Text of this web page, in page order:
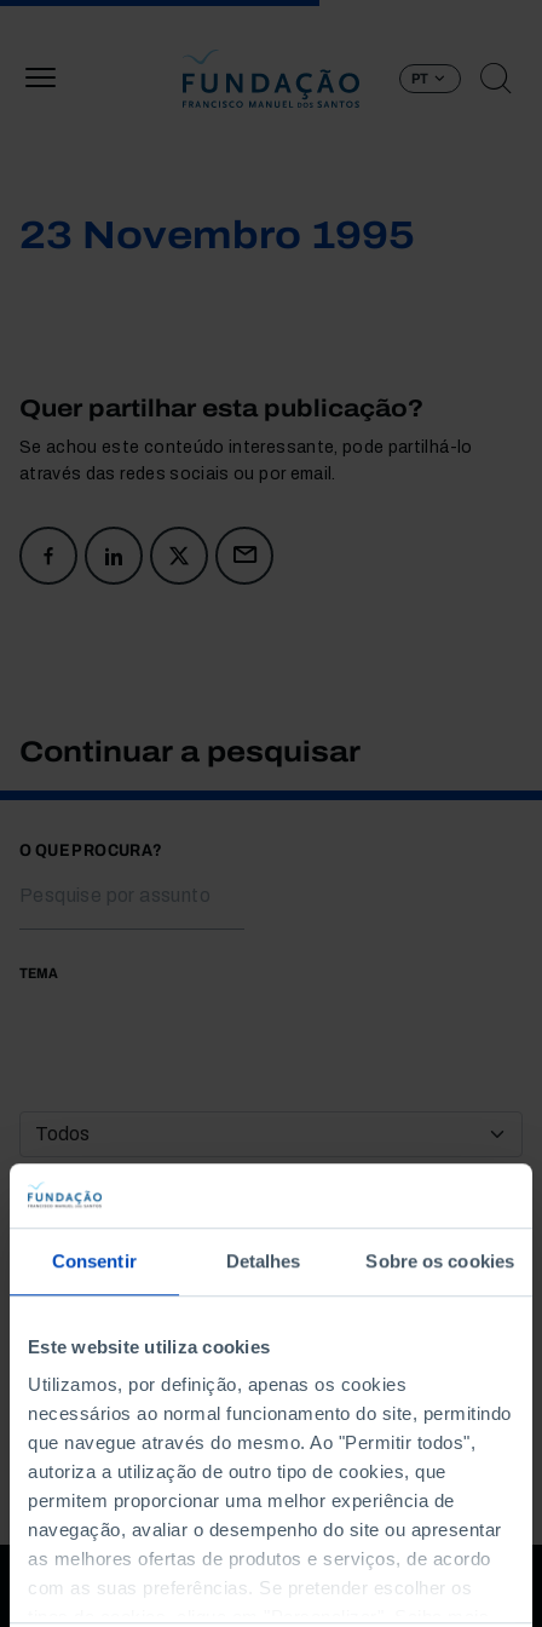
Consentir Detalhes Sobre os cookies
Este website utiliza cookies
Utilizamos, por definição, apenas os cookies
necessários ao normal funcionamento do site, permitindo
que navegue através do mesmo. Ao "Permitir todos",
autoriza a utilização de outro tipo de cookies, que
permitem proporcionar uma melhor experiência de
navegação, avaliar o desempenho do site ou apresentar
as melhores ofertas de produtos e serviços, de acordo
com as suas preferências. Se pretender escolher os
PT
23 Novembro 1995
Quer partilhar esta publicação?
Se achou este conteúdo interessante, pode partilhá-lo
através das redes sociais ou por email.
Continuar a pesquisar
O QUE PROCURA?
TEMA
DATA DE INÍCIO
DATA DE FIM